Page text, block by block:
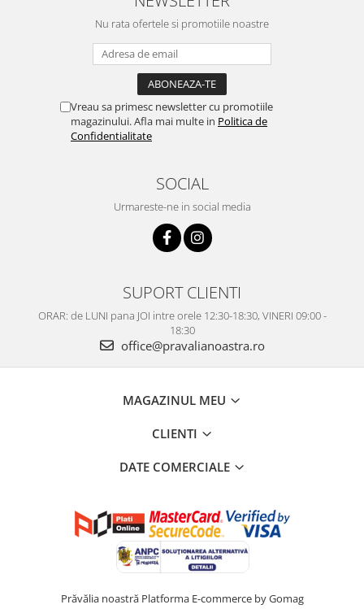
Nu rata ofertele si promotiile noastre
Vreau sa primesc newsletter cu promotiile
magazinului. Afla mai multe in Politica de
Confidentialitate
SOCIAL
Urmareste-ne in social media
SUPORT CLIENTI
ORAR: de LUNI pana JOI intre orele 12:30-18:30, VINERI 09:00 -
18:30
office@pravalianoastra.ro
MAGAZINUL MEU
CLIENTI
DATE COMERCIALE
Prăvălia noastră Platforma E-commerce by Gomag